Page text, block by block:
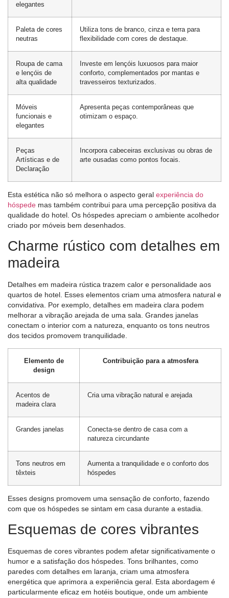
elegantes
Paleta de cores
neutras
Utiliza tons de branco, cinza e terra para
flexibilidade com cores de destaque.
Roupa de cama
e lençóis de
alta qualidade
Investe em lençóis luxuosos para maior
conforto, complementados por mantas e
travesseiros texturizados.
Móveis
funcionais e
elegantes
Apresenta peças contemporâneas que
otimizam o espaço.
Peças
Artísticas e de
Declaração
Incorpora cabeceiras exclusivas ou obras de
arte ousadas como pontos focais.
Esta estética não só melhora o aspecto geral experiência do
hóspede mas também contribui para uma percepção positiva da
qualidade do hotel. Os hóspedes apreciam o ambiente acolhedor
criado por móveis bem desenhados.
Charme rústico com detalhes em
madeira
Detalhes em madeira rústica trazem calor e personalidade aos
quartos de hotel. Esses elementos criam uma atmosfera natural e
convidativa. Por exemplo, detalhes em madeira clara podem
melhorar a vibração arejada de uma sala. Grandes janelas
conectam o interior com a natureza, enquanto os tons neutros
dos tecidos promovem tranquilidade.
Elemento de
design
Contribuição para a atmosfera
Acentos de
madeira clara
Cria uma vibração natural e arejada
Grandes janelas
Conecta-se dentro de casa com a
natureza circundante
Tons neutros em
têxteis
Aumenta a tranquilidade e o conforto dos
hóspedes
Esses designs promovem uma sensação de conforto, fazendo
com que os hóspedes se sintam em casa durante a estadia.
Esquemas de cores vibrantes
Esquemas de cores vibrantes podem afetar significativamente o
humor e a satisfação dos hóspedes. Tons brilhantes, como
paredes com detalhes em laranja, criam uma atmosfera
energética que aprimora a experiência geral. Esta abordagem é
particularmente eficaz em hotéis boutique, onde um ambiente